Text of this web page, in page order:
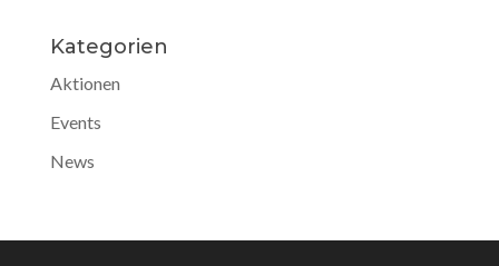
Kategorien
Aktionen
Events
News